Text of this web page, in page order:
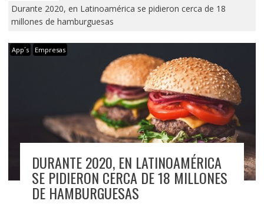
Durante 2020, en Latinoamérica se pidieron cerca de 18
millones de hamburguesas
App´s Empresas
DURANTE 2020, EN LATINOAMÉRICA
SE PIDIERON CERCA DE 18 MILLONES
DE HAMBURGUESAS